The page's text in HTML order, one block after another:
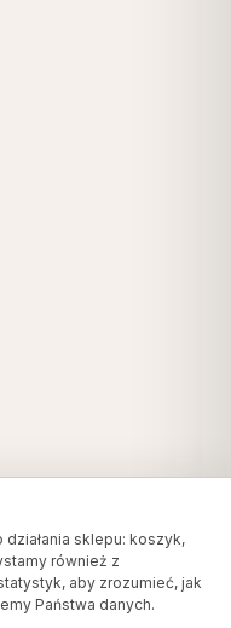
sklepu: koszyk,
również z
aby zrozumieć, jak
Państwa danych.